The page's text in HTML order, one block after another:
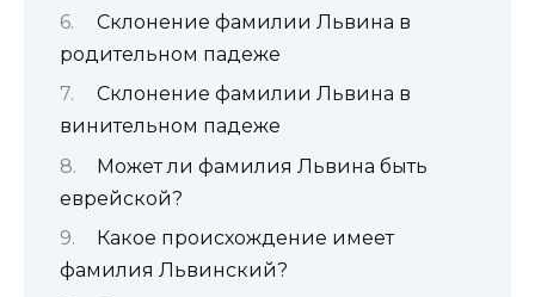
Склонение фамилии Львина в
родительном падеже
Склонение фамилии Львина в
винительном падеже
Может ли фамилия Львина быть
еврейской?
Какое происхождение имеет
фамилия Львинский?